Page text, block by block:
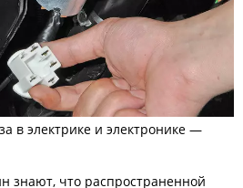
в электрике и электронике —
знают, что распространенной